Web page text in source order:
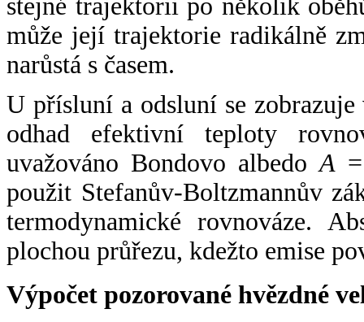
stejné trajektorii po několik
může její trajektorie radikálně
narůstá s časem.
U přísluní a odsluní se
odhad efektivní teploty
uvažováno Bondovo albedoA
použit Stefanův-Boltzmannův
termodynamické rovnováze.
plochou průřezu, kdežto emise
Výpočet pozorované hvězdné